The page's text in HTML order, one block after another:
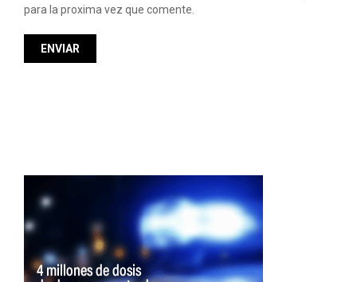
para la proxima vez que comente.